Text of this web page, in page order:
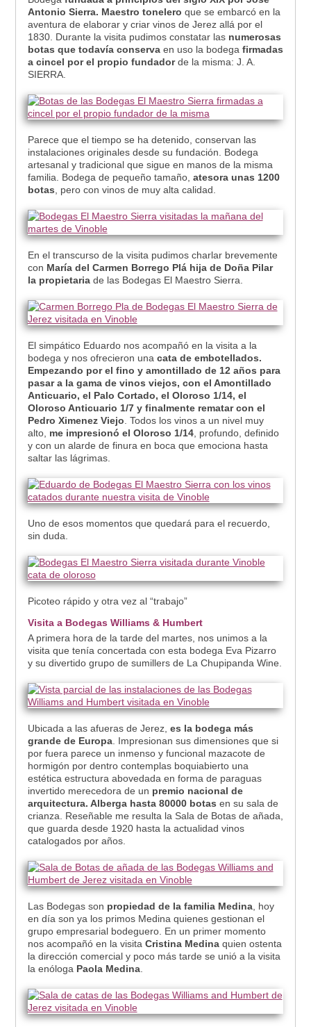
Antonio Sierra. Maestro tonelero que se embarcó en la
aventura de elaborar y criar vinos de Jerez allá por el
1830. Durante la visita pudimos constatar las numerosas
botas que todavía conservaen uso la bodega firmadas
a cincel por el propio fundadorde la misma: J. A.
SIERRA.
Parece que el tiempo se ha detenido, conservan las
instalaciones originales desde su fundación. Bodega
artesanal y tradicional que sigue en manos de la misma
familia. Bodega de pequeño tamaño, atesora unas 1200
botas , pero con vinos de muy alta calidad.
En el transcurso de la visita pudimos charlar brevemente
con María del Carmen Borrego Plá hija de Doña Pilar
la propietariade las Bodegas El Maestro Sierra.
El simpático Eduardo nos acompañó en la visita a la
bodega y nos ofrecieron una cata de embotellados.
Empezando por el fino y amontillado de 12 años para
pasar a la gama de vinos viejos, con el Amontillado
Anticuario, el Palo Cortado, el Oloroso 1/14, el
Oloroso Anticuario 1/7 y finalmente rematar con el
Pedro Ximenez Viejo . Todos los vinos a un nivel muy
alto, me impresionó el Oloroso 1/14, profundo, definido
y con un alarde de finura en boca que emociona hasta
saltar las lágrimas.
Uno de esos momentos que quedará para el recuerdo,
sin duda.
Picoteo rápido y otra vez al “trabajo”
Visita a Bodegas Williams & Humbert
A primera hora de la tarde del martes, nos unimos a la
visita que tenía concertada con esta bodega Eva Pizarro
y su divertido grupo de sumillers de La Chupipanda Wine.
Ubicada a las afueras de Jerez, es la bodega más
grande de Europa. Impresionan sus dimensiones que si
por fuera parece un inmenso y funcional mazacote de
hormigón por dentro contemplas boquiabierto una
estética estructura abovedada en forma de paraguas
invertido merecedora de un premio nacional de
arquitectura. Alberga hasta 80000 botas en su sala de
crianza. Reseñable me resulta la Sala de Botas de añada,
que guarda desde 1920 hasta la actualidad vinos
catalogados por años.
Las Bodegas son propiedad de la familia Medina, hoy
en día son ya los primos Medina quienes gestionan el
grupo empresarial bodeguero. En un primer momento
nos acompañó en la visita Cristina Medinaquien ostenta
la dirección comercial y poco más tarde se unió a la visita
la enóloga Paola Medina.